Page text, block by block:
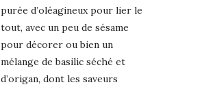
purée d’oléagineux pour lier le
tout, avec un peu de sésame
pour décorer ou bien un
mélange de basilic séché et
d’origan, dont les saveurs